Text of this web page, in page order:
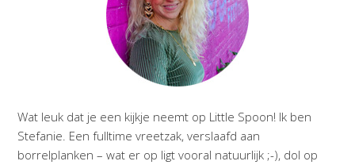
Wat leuk dat je een kijkje neemt op Little Spoon! Ik ben
Stefanie. Een fulltime vreetzak, verslaafd aan
borrelplanken – wat er op ligt vooral natuurlijk ;-), dol op